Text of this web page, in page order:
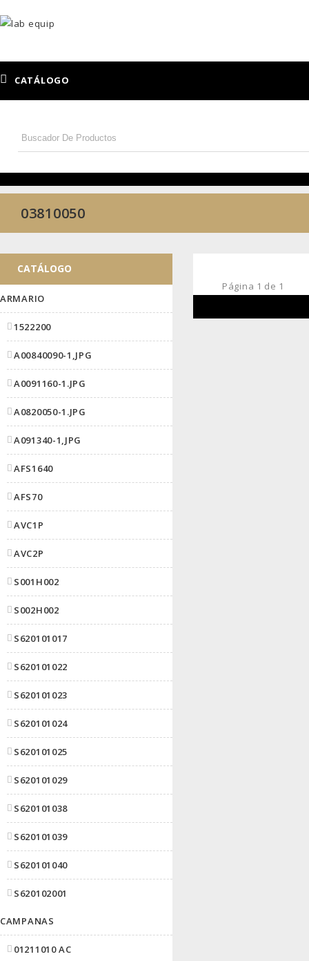
CATÁLOGO
03810050
Página 1 de 1
CATÁLOGO
ARMARIO
1522200
A00840090-1,JPG
A0091160-1.JPG
A0820050-1.JPG
A091340-1,JPG
AFS1640
AFS70
AVC1P
AVC2P
S001H002
S002H002
S620101017
S620101022
S620101023
S620101024
S620101025
S620101029
S620101038
S620101039
S620101040
S620102001
CAMPANAS
01211010 AC